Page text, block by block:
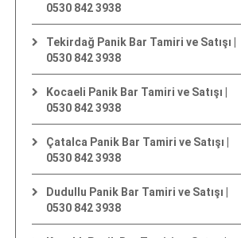
0530 842 3938
Tekirdağ Panik Bar Tamiri ve Satışı |
0530 842 3938
Kocaeli Panik Bar Tamiri ve Satışı |
0530 842 3938
Çatalca Panik Bar Tamiri ve Satışı |
0530 842 3938
Dudullu Panik Bar Tamiri ve Satışı |
0530 842 3938